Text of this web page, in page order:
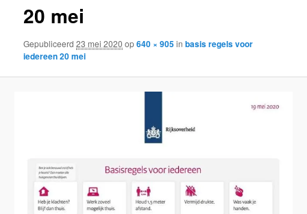
20 mei
Gepubliceerd23 mei 2020 op640 × 905inbasis regels voor
iedereen 20 mei